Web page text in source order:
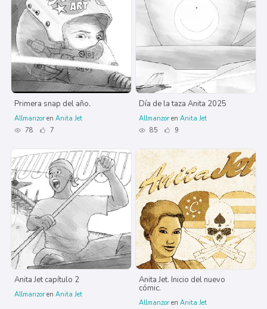
Primera snap del año.
Allmanzor en Anita Jet
78
7
Día de la taza Anita 2025
Allmanzor en Anita Jet
85
9
Anita Jet capítulo 2
Allmanzor en Anita Jet
Anita Jet. Inicio del nuevo
cómic.
Allmanzor en Anita Jet